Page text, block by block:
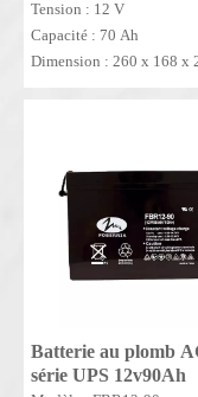
Tension : 12 V
Capacité : 70 Ah
Dimension : 260 x 168 x
Batterie au plomb
série UPS 12v90Ah